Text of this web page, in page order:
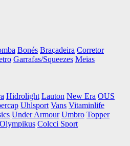
Bonés Braçadeira Corretor
Garrafas/Squeezes Meias
Hidrolight Lauton New Era OUS
Uhlsport Vans Vitaminlife
Under Armour Umbro Topper
Olympikus Colcci Sport